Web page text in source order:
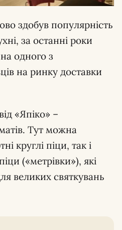
здобув популярність
за останні роки
одного з
на ринку доставки
«Япіко» –
Тут можна
круглі піци, так і
(«метрівки»), які
великих святкувань